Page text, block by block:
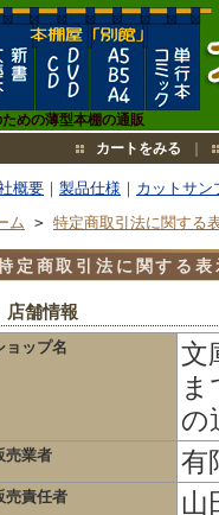
めの薄型本棚の通販
カートをみる
概要 ｜ 製品仕様 ｜ カットサン
ム > 特定商取引法に関する
定商取引法に関する表
舗情報
ョップ名
文
の
売業者 有
売責任者